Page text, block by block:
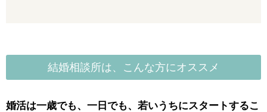
結婚相談所は、こんな方にオススメ
婚活は一歳でも、一日でも、若いうちにスタートするこ